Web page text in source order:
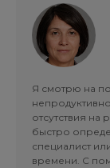
Я смотрю на
отсутствия на
быстро
специалист
времени. С